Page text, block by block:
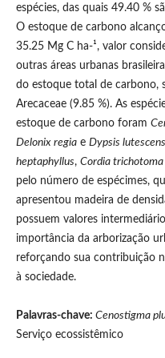
espécies, das quais 49.40 %
O estoque de carbono
35.25 Mg C ha-¹, valor
outras áreas urbanas
do estoque total de carbono,
Arecaceae (9.85 %). As
estoque de carbono foram
Delonix regiae Dypsis lutescens
heptaphyllus, Cordia trichotoma
pelo número de espécimes,
apresentou madeira de
possuem valores
importância da arborização
reforçando sua contribuição
à sociedade.
Palavras-chave: Cenostigma
Serviço ecossistêmico